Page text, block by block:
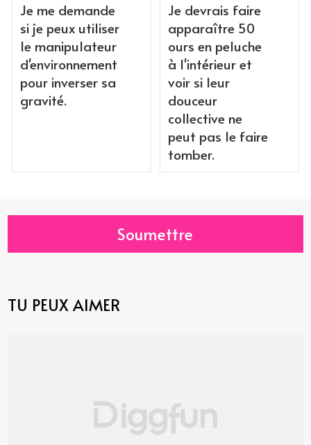
Je me demande
si je peux utiliser
le manipulateur
d'environnement
pour inverser sa
gravité.
Je devrais faire
apparaître 50
ours en peluche
à l'intérieur et
voir si leur
douceur
collective ne
peut pas le faire
tomber.
Soumettre
TU PEUX AIMER